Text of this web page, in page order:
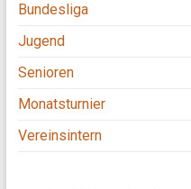
Bundesliga
Jugend
Senioren
Monatsturnier
Vereinsintern